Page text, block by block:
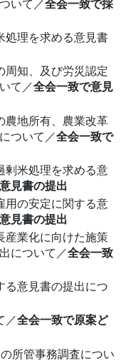
いて／全会一致で採
処理を求める意見書
周知、及び労災認定
て／全会一致で意見
農地所有、農業改革
ついて／全会一致で
剰米処理を求める意
見書の提出
用の安定に関する意
見書の提出
産業化に向けた施策
について／全会一致
る意見書の提出につ
／全会一致で原案ど
所管事務調査につい